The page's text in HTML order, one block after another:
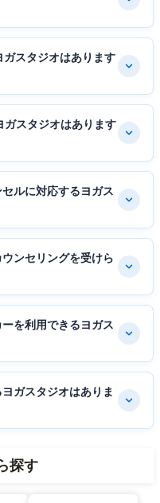
スタジオはあります
ガスタジオはあります
ルに対応するヨガス
ンセリングを受けら
を利用できるヨガス
ガスタジオはありま
探す